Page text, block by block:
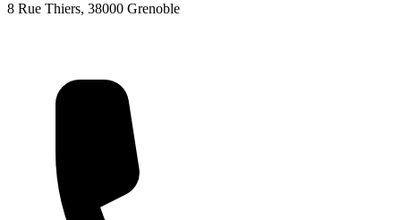
8 Rue Thiers, 38000 Grenoble